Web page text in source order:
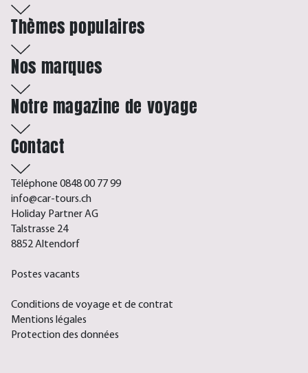
Thèmes populaires
Nos marques
Notre magazine de voyage
Contact
Téléphone 0848 00 77 99
info@car-tours.ch
Holiday Partner AG
Talstrasse 24
8852 Altendorf
Postes vacants
Conditions de voyage et de contrat
Mentions légales
Protection des données